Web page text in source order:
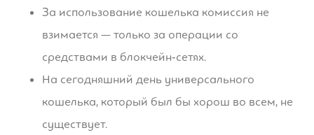
За использование кошелька комиссия не
взимается — только за операции со
средствами в блокчейн‑сетях.
На сегодняшний день универсального
кошелька, который был бы хорош во всем, не
существует.